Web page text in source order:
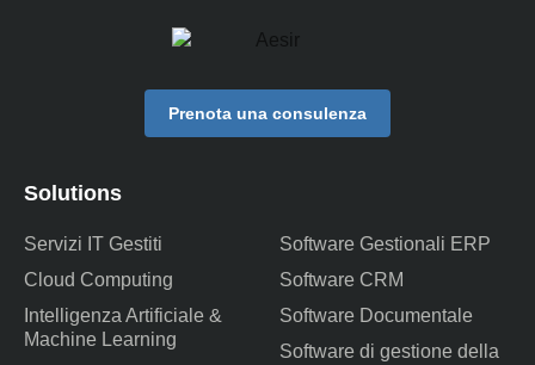
Solutions
Servizi IT Gestiti
Cloud Computing
Intelligenza Artificiale &
Machine Learning
Software Gestionali ERP
Software CRM
Software Documentale
Software di gestione della
Prenota una consulenza